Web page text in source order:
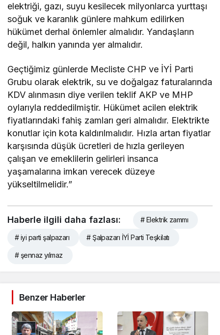
elektriği, gazı, suyu kesilecek milyonlarca yurttaşı
soğuk ve karanlık günlere mahkum edilirken
hükümet derhal önlemler almalıdır. Yandaşların
değil, halkın yanında yer almalıdır.
Geçtiğimiz günlerde Mecliste CHP ve İYİ Parti
Grubu olarak elektrik, su ve doğalgaz faturalarında
KDV alınmasın diye verilen teklif AKP ve MHP
oylarıyla reddedilmiştir. Hükümet acilen elektrik
fiyatlarındaki fahiş zamları geri almalıdır. Elektrikte
konutlar için kota kaldırılmalıdır. Hızla artan fiyatlar
karşısında düşük ücretleri de hızla gerileyen
çalışan ve emeklilerin gelirleri insanca
yaşamalarına imkan verecek düzeye
yükseltilmelidir.”
Haberle ilgili daha fazlası: # Elektrik zammı
# iyi parti şalpazarı # Şalpazarı İYİ Parti Teşkilatı
# şennaz yılmaz
Benzer Haberler